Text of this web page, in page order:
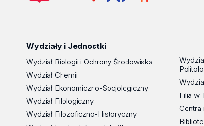
Wydziały i Jednostki
Wydział Biologii i Ochrony Środowiska
Wydział Chemii
Wydział Ekonomiczno-Socjologiczny
Wydział Filologiczny
Wydział Filozoficzno-Historyczny
Filia w
Centra